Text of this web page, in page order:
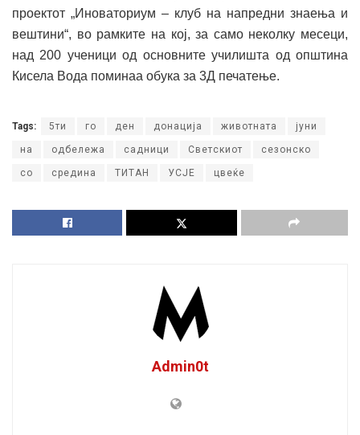
проектот „Иноваториум – клуб на напредни знаења и
вештини“, во рамките на кој, за само неколку месеци,
над 200 ученици од основните училишта од општина
Кисела Вода поминаа обука за 3Д печатење.
Tags: 5ти го ден донација животната јуни
на одбележа садници Светскиот сезонско
со средина ТИТАН УСЈЕ цвеќе
Admin0t